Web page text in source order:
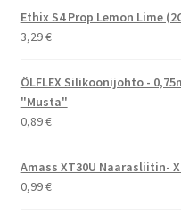
oli:
64,99 €.
on:
Ethix S4 Prop Lemon Lime
3,29€
ÖLFLEX Silikoonijohto -
"Musta"
0,89€
Amass XT30U Naarasliitin-
0,99€